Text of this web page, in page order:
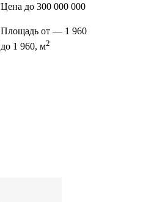
Цена до 300 000 000
Площадь от — 1 960
до 1 960, м2